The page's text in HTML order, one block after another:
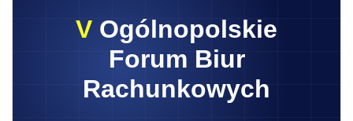
V Ogólnopolskie
Forum Biur
Rachunkowych